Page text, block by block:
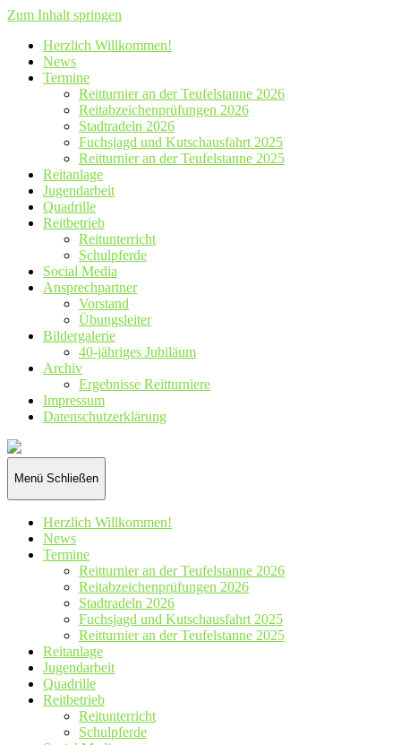
Zum Inhalt springen
Herzlich Willkommen!
News
Termine
Reitturnier an der Teufelstanne 2026
Reitabzeichenprüfungen 2026
Stadtradeln 2026
Fuchsjagd und Kutschausfahrt 2025
Reitturnier an der Teufelstanne 2025
Reitanlage
Jugendarbeit
Quadrille
Reitbetrieb
Reitunterricht
Schulpferde
Social Media
Ansprechpartner
Vorstand
Übungsleiter
Bildergalerie
40-jähriges Jubiläum
Archiv
Ergebnisse Reitturniere
Impressum
Datenschutz­erklärung
Reiterverein
St.
Hubertus
Menü Schließen
Herzlich Willkommen!
News
Termine
Reitturnier an der Teufelstanne 2026
Reitabzeichenprüfungen 2026
Stadtradeln 2026
Fuchsjagd und Kutschausfahrt 2025
Reitturnier an der Teufelstanne 2025
Reitanlage
Jugendarbeit
Quadrille
Reitbetrieb
Reitunterricht
Schulpferde